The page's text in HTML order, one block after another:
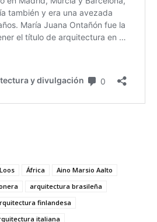
África
Aino Marsio Aalto
arquitectura brasileña
finlandesa
italiana